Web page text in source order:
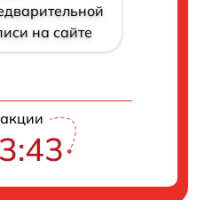
на сайте